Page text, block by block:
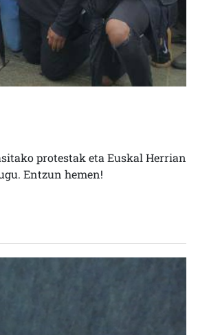
| ARRAZAKERIA ETA BIOLENTZIA SARRERAN
protestak eta Euskal Herrian
Entzun hemen!